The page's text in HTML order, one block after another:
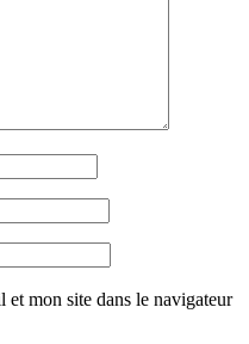
mon site dans le navigateur